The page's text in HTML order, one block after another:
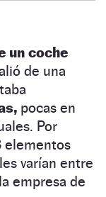
un coche
de una
pocas en
Por
elementos
varían entre
empresa de